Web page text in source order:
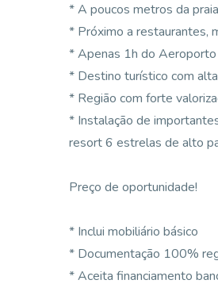
* A poucos metros da
* Próximo a restaurantes,
* Apenas 1h do
* Destino turístico com
* Região com forte
* Instalação de
resort 6 estrelas de alto
Preço de oportunidade!
* Inclui mobiliário básico
* Documentação 100%
* Aceita financiamento